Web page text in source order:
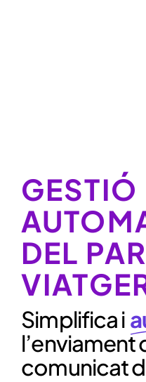
GESTIÓ
DEL
Simplifica i
l’enviament
comunicat